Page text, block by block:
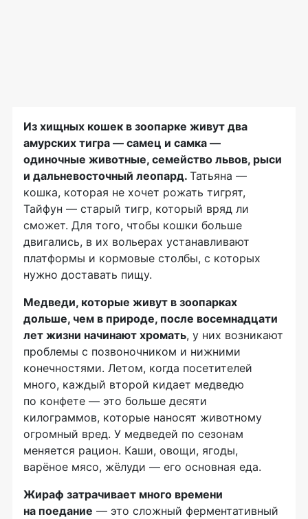
Из хищных кошек в зоопарке живут два
амурских тигра — самец и самка —
одиночные животные, семейство львов, рыси
и дальневосточный леопард. Татьяна —
кошка, которая не хочет рожать тигрят,
Тайфун — старый тигр, который вряд ли
сможет. Для того, чтобы кошки больше
двигались, в их вольерах устанавливают
платформы и кормовые столбы, с которых
нужно доставать пищу.
Медведи, которые живут в зоопарках
дольше, чем в природе, после восемнадцати
лет жизни начинают хромать, у них возникают
проблемы с позвоночником и нижними
конечностями. Летом, когда посетителей
много, каждый второй кидает медведю
по конфете — это больше десяти
килограммов, которые наносят животному
огромный вред. У медведей по сезонам
меняется рацион. Каши, овощи, ягоды,
варёное мясо, жёлуди — его основная еда.
Жираф затрачивает много времени
на поедание — это сложный ферментативный